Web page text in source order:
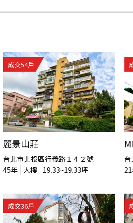
成交54戶
麗景山莊
台北市北投區行義路１４２號
45年 大樓 19.33~19.33坪
21
成交36戶